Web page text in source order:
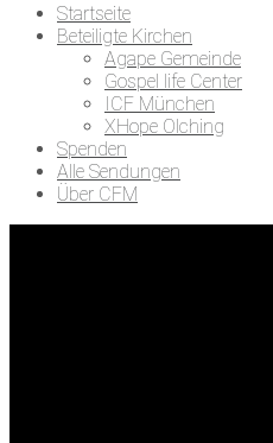
Startseite
Beteiligte Kirchen
Agape Gemeinde
Gospel life Center
ICF München
XHope Olching
Spenden
Alle Sendungen
Über CFM